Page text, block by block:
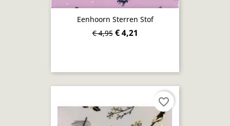
Eenhoorn Sterren Stof
€ 4,95 € 4,21
favorite_border